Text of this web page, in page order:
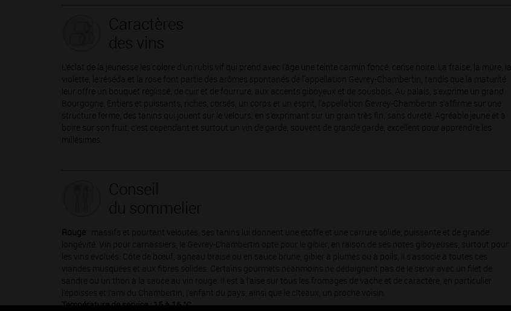
Caractères
des vins
L’éclat de la jeunesse les colore d’un rubis vif qui prend avec l’âge une teinte carmin foncé, cerise noire. La fraise, la mûre, la
violette, le réséda et la rose font partie des arômes spontanés de l'appellation Gevrey-Chambertin, tandis que la maturité
leur offre un bouquet réglissé, de cuir et de fourrure, aux accents giboyeux et de sousbois. Au palais, s’exprime un grand
Bourgogne. Entiers et puissants, riches, corsés, un corps et un esprit, l'appellation Gevrey-Chambertin s’affirme sur une
structure ferme, des tanins qui jouent sur le velours, en s’exprimant sur un grain très fin, sans dureté. Agréable jeune et à
boire sur son fruit, c’est cependant et surtout un vin de garde, souvent de grande garde, excellent pour apprendre les
millésimes.
Conseil
du sommelier
Rouge : massifs et pourtant veloutés, ses tanins lui donnent une étoffe et une carrure solide, puissante et de grande
longévité. Vin pour carnassiers, le Gevrey-Chambertin opte pour le gibier, en raison de ses notes giboyeuses, surtout pour
les vins évolués. Côte de bœuf, agneau braisé ou en sauce brune, gibier à plumes ou à poils, il s’associe à toutes ces
viandes musquées et aux fibres solides. Certains gourmets néanmoins ne dédaignent pas de le servir avec un filet de
sandre ou un thon à la sauce au vin rouge. Il est à l’aise sur tous les fromages de vache et de caractère, en particulier
l’époisses et l’ami du Chambertin, l’enfant du pays, ainsi que le cîteaux, un proche voisin.
Température de service : 15 à 16 °C.